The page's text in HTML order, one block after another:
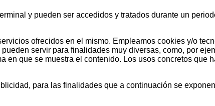
y pueden ser accedidos y tratados durante un
ofrecidos en el mismo. Empleamos cookies y/o
servir para finalidades muy diversas, como, por
en que se muestra el contenido. Los usos concretos que
para las finalidades que a continuación se